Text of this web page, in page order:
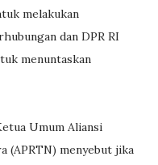
melakukan
dan DPR RI
menuntaskan
Umum Aliansi
(APRTN) menyebut jika